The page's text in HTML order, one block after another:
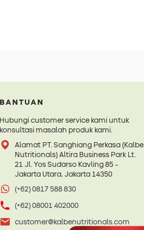
BANTUAN
Hubungi customer service kami untuk
konsultasi masalah produk kami.
Alamat PT. Sanghiang Perkasa (Kalbe
Nutritionals) Altira Business Park Lt.
21 Jl. Yos Sudarso Kavling 85 -
Jakarta Utara, Jakarta 14350
(+62) 0817 588 830
(+62) 08001 402000
customer@kalbenutritionals.com